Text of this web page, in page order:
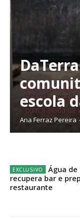
Sendo assinante terá
Edição em
escola
Ana Ferraz Pereira
Água de
recupera bar e
restaurante